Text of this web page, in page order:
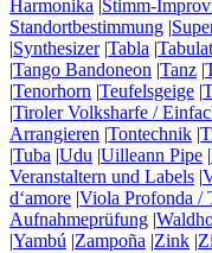
Harmonika |Stimm-
Standortbestimmung |
|Synthesizer|Tabla |
|Tango Bandoneon |Tanz |
|Tenorhorn |Teufelsgeige |
|Tiroler Volksharfe /
Arrangieren |Tontechnik |
|Tuba |Udu |Uilleann Pipe |
Veranstaltern und Labels |
d‘amore |Viola Profonda /
Aufnahmeprüfung |
|Yambú |Zampoña |Zink |